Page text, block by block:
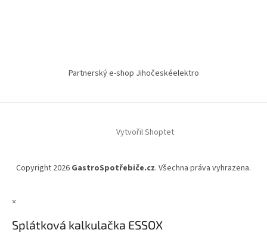
Partnerský e-shop Jihočeskéelektro
Vytvořil Shoptet
Copyright 2026 GastroSpotřebiče.cz. Všechna práva vyhrazena.
×
Splátková kalkulačka ESSOX